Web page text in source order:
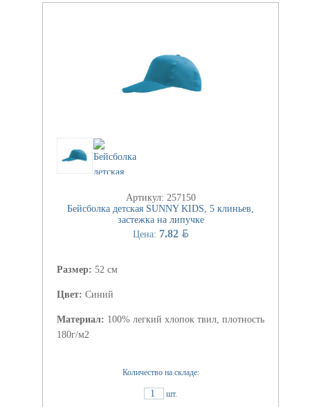
Артикул: 257150
Бейсболка детская SUNNY KIDS, 5 клиньев,
застежка на липучке
Цена: 7.82 BYN
Размер: 52 см
Цвет: Синий
Материал: 100% легкий хлопок твил, плотность
180г/м2
Количество на складе:
1
шт.